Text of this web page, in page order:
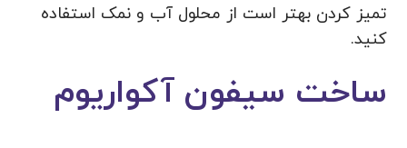
تمیز کردن بهتر است از محلول آب و نمک استفاده
کنید.
ساخت سیفون آکواریوم